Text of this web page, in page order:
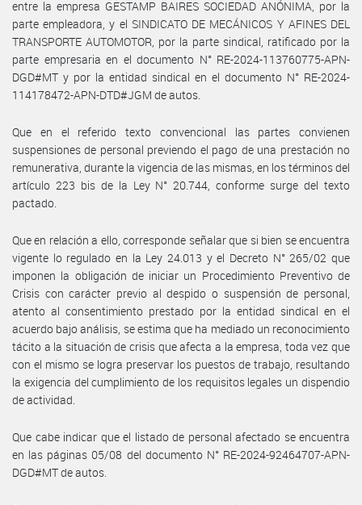
entre la empresa GESTAMP BAIRES SOCIEDAD ANÓNIMA, por la
parte empleadora, y el SINDICATO DE MECÁNICOS Y AFINES DEL
TRANSPORTE AUTOMOTOR, por la parte sindical, ratificado por la
parte empresaria en el documento N° RE-2024-113760775-APN-
DGD#MT y por la entidad sindical en el documento N° RE-2024-
114178472-APN-DTD#JGM de autos.
Que en el referido texto convencional las partes convienen
suspensiones de personal previendo el pago de una prestación no
remunerativa, durante la vigencia de las mismas, en los términos del
artículo 223 bis de la Ley N° 20.744, conforme surge del texto
pactado.
Que en relación a ello, corresponde señalar que si bien se encuentra
vigente lo regulado en la Ley 24.013 y el Decreto N° 265/02 que
imponen la obligación de iniciar un Procedimiento Preventivo de
Crisis con carácter previo al despido o suspensión de personal,
atento al consentimiento prestado por la entidad sindical en el
acuerdo bajo análisis, se estima que ha mediado un reconocimiento
tácito a la situación de crisis que afecta a la empresa, toda vez que
con el mismo se logra preservar los puestos de trabajo, resultando
la exigencia del cumplimiento de los requisitos legales un dispendio
de actividad.
Que cabe indicar que el listado de personal afectado se encuentra
en las páginas 05/08 del documento N° RE-2024-92464707-APN-
DGD#MT de autos.